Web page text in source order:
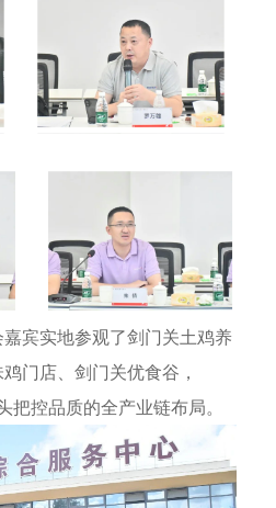
宾实地参观了剑门关土鸡养
门店、剑门关优食谷，
控品质的全产业链布局。